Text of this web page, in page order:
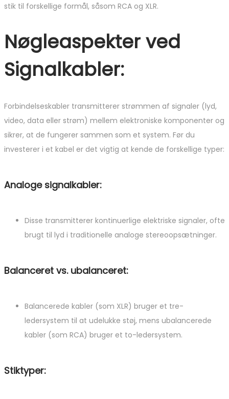
stik til forskellige formål, såsom RCA og XLR.
Nøgleaspekter ved
Signalkabler:
Forbindelseskabler transmitterer strømmen af ​​signaler (lyd,
video, data eller strøm) mellem elektroniske komponenter og
sikrer, at de fungerer sammen som et system. Før du
investerer i et kabel er det vigtig at kende de forskellige typer:
Analoge signalkabler:
Disse transmitterer kontinuerlige elektriske signaler, ofte
brugt til lyd i traditionelle analoge stereoopsætninger.
Balanceret vs. ubalanceret:
Balancerede kabler (som XLR) bruger et tre-
ledersystem til at udelukke støj, mens ubalancerede
kabler (som RCA) bruger et to-ledersystem.
Stiktyper: